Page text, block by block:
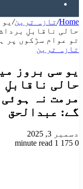
Home
/تازہ ترین/
حالی ناقابلِ
تو عوام سڑکوں پر
تازہ ترین
یو سی بروز
حالی ناقابلِ
مرمت نہ
گے: عبدالحق
دسمبر 3, 2025
0
1 minute read